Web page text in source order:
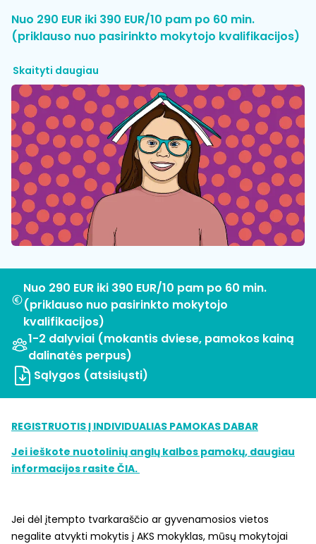
Nuo 290 EUR iki 390 EUR/10 pam po 60 min.
(priklauso nuo pasirinkto mokytojo kvalifikacijos)
Skaityti daugiau
Nuo 290 EUR iki 390 EUR/10 pam po 60 min.
(priklauso nuo pasirinkto mokytojo
kvalifikacijos)
1-2 dalyviai (mokantis dviese, pamokos kainą
dalinatės perpus)
Sąlygos (atsisiųsti)
REGISTRUOTIS Į INDIVIDUALIAS PAMOKAS DABAR
Jei ieškote nuotolinių anglų kalbos pamokų, daugiau
informacijos rasite ČIA.
Jei dėl įtempto tvarkaraščio ar gyvenamosios vietos
negalite atvykti mokytis į AKS mokyklas, mūsų mokytojai